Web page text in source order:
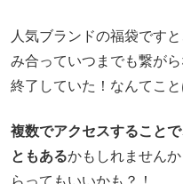
人気ブランドの福袋です
み合っていつまでも繋が
終了していた！なんてこ
複数でアクセスすること
ともあるかもしれません
らってもいいかも？！